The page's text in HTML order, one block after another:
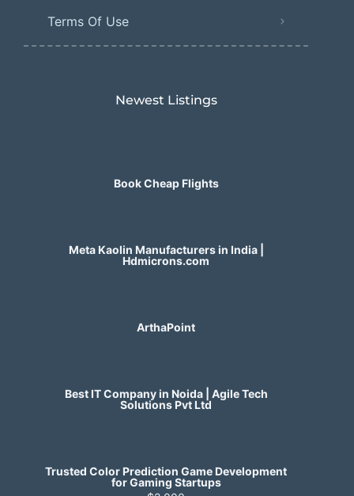
Terms Of Use
Newest Listings​
Book Cheap Flights
Meta Kaolin Manufacturers in India |
Hdmicrons.com
ArthaPoint
Best IT Company in Noida | Agile Tech
Solutions Pvt Ltd
Trusted Color Prediction Game Development
for Gaming Startups